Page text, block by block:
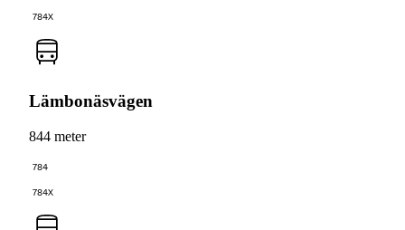
784X
Lämbonäsvägen
844 meter
784
784X